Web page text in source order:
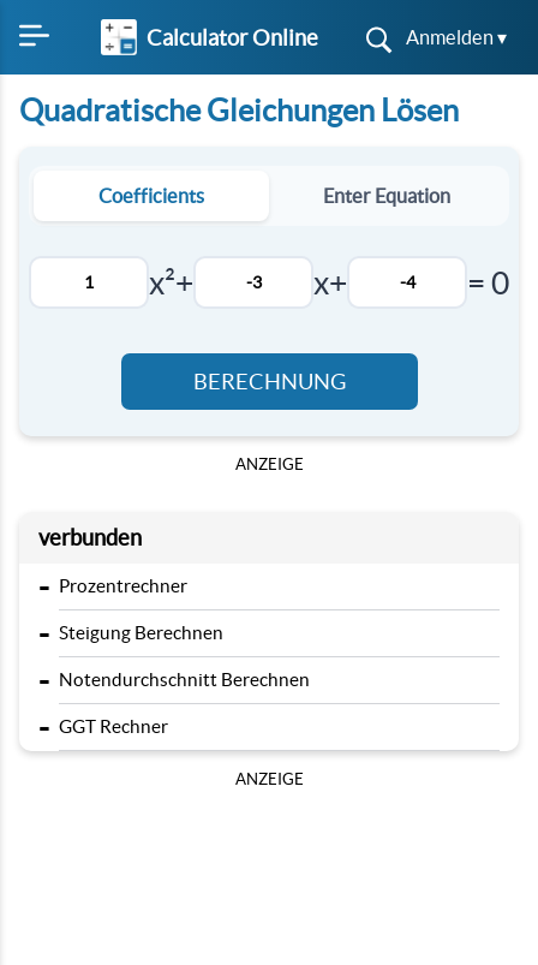
Calculator Online Anmelden ▾
Quadratische Gleichungen Lösen
Coefficients Enter Equation
x²+ x+ = 0
BERECHNUNG
ANZEIGE
verbunden
- Prozentrechner
- Steigung Berechnen
- Notendurchschnitt Berechnen
- GGT Rechner
ANZEIGE